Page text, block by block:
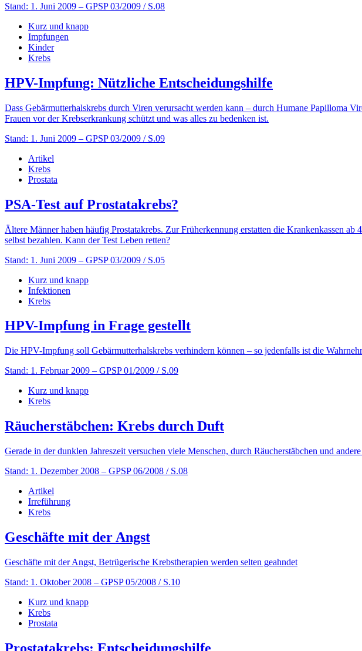
Stand: 1. Juni 2009 – GPSP 03/2009 / S.08
Kurz und knapp
Impfungen
Kinder
Krebs
HPV-Impfung: Nützliche Entscheidungshilfe
Dass Gebärmutterhalskrebs durch Viren verursacht werden kann – durch Humane Papilloma
Frauen vor der Krebserkrankung schützt und was alles zu bedenken ist.
Stand: 1. Juni 2009 – GPSP 03/2009 / S.09
Artikel
Krebs
Prostata
PSA-Test auf Prostatakrebs?
Ältere Männer haben häufig Prostatakrebs. Zur Früherkennung erstatten die Krankenkassen
selbst bezahlen. Kann der Test Leben retten?
Stand: 1. Juni 2009 – GPSP 03/2009 / S.05
Kurz und knapp
Infektionen
Krebs
HPV-Impfung in Frage gestellt
Die HPV-Impfung soll Gebärmutterhalskrebs verhindern können – so jedenfalls ist die
Stand: 1. Februar 2009 – GPSP 01/2009 / S.09
Kurz und knapp
Krebs
Räucherstäbchen: Krebs durch Duft
Gerade in der dunklen Jahreszeit versuchen viele Menschen, durch Räucherstäbchen und
Stand: 1. Dezember 2008 – GPSP 06/2008 / S.08
Artikel
Irreführung
Krebs
Geschäfte mit der Angst
Geschäfte mit der Angst, Betrügerische Krebstherapien werden selten geahndet
Stand: 1. Oktober 2008 – GPSP 05/2008 / S.10
Kurz und knapp
Krebs
Prostata